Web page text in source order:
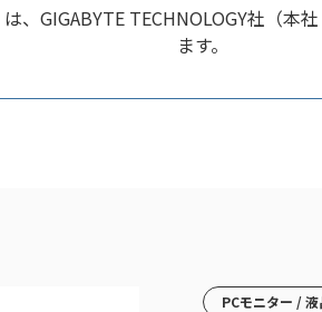
、GIGABYTE TECHNOLOGY社（本
ます。
PCモニター /